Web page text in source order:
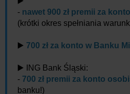
- nawet 900 zł premii za
(krótki okres spełniania
▶️ 700 zł za konto w Banku
▶️ ING Bank Śląski:
- 700 zł premii za konto
banku!)